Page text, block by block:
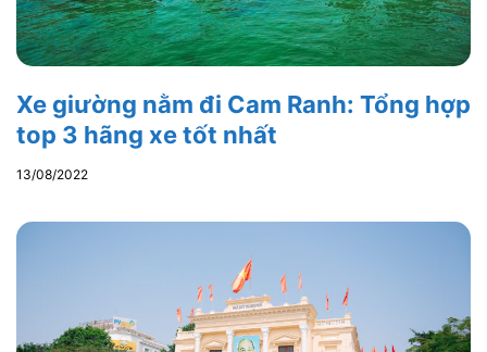
Xe giường nằm đi Cam Ranh: Tổng hợp
top 3 hãng xe tốt nhất
13/08/2022